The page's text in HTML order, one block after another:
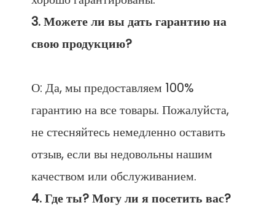
3. Можете ли вы дать гарантию на
О: Да, мы предоставляем 100%
гарантию на все товары. Пожалуйста,
не стесняйтесь немедленно оставить
отзыв, если вы недовольны нашим